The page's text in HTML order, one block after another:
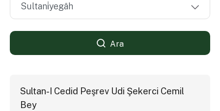
Ara
Sultan-I Cedid Peşrev Udi Şekerci Cemil
Bey